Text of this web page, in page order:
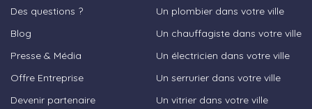
Des questions ?
Blog
Presse & Média
Offre Entreprise
Devenir partenaire
Un plombier dans votre ville
Un chauffagiste dans votre ville
Un électricien dans votre ville
Un serrurier dans votre ville
Un vitrier dans votre ville